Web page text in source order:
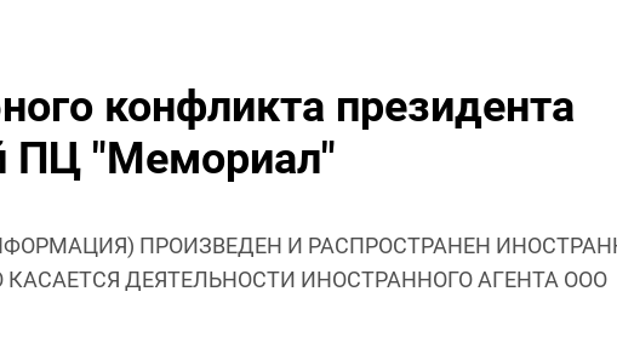
конфликта президента
ПЦ "Мемориал"
ПРОИЗВЕДЕН И РАСПРОСТРАНЕН
ДЕЯТЕЛЬНОСТИ ИНОСТРАННОГО АГЕНТА ООО